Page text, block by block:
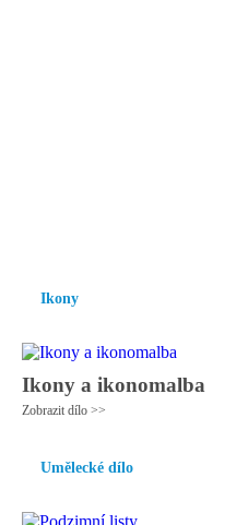
Ikony
Ikony a ikonomalba
Zobrazit dílo >>
Umělecké dílo